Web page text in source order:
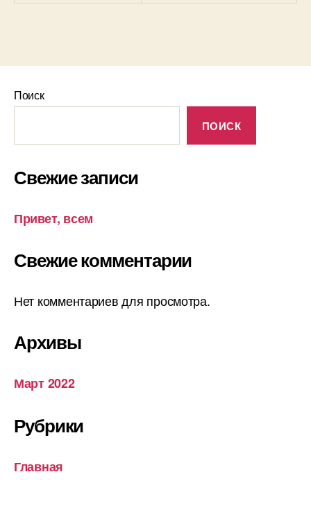
Поиск
ПОИСК
Свежие записи
Привет, всем
Свежие комментарии
Нет комментариев для просмотра.
Архивы
Март 2022
Рубрики
Главная